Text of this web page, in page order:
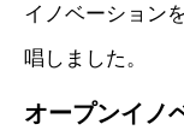
イノベーション
唱しました。
オープンイノ